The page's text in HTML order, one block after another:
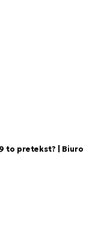
to pretekst? | Biuro